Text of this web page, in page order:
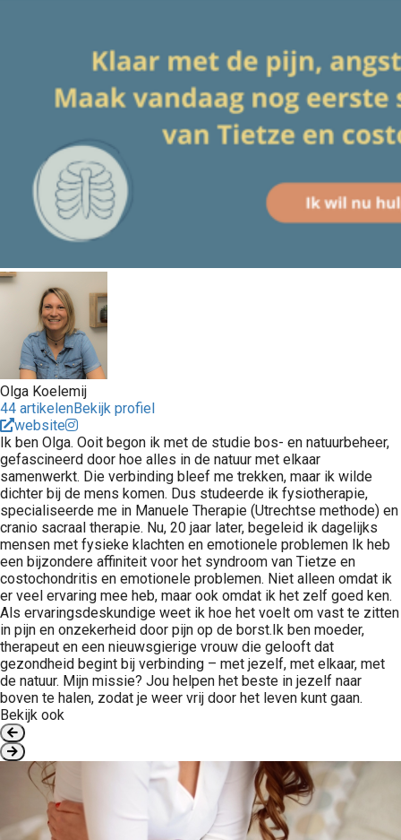
Olga Koelemij
44 artikelenBekijk profiel
website
Ik ben Olga. Ooit begon ik met de studie bos- en natuurbeheer,
gefascineerd door hoe alles in de natuur met elkaar
samenwerkt. Die verbinding bleef me trekken, maar ik wilde
dichter bij de mens komen. Dus studeerde ik fysiotherapie,
specialiseerde me in Manuele Therapie (Utrechtse methode) en
cranio sacraal therapie. Nu, 20 jaar later, begeleid ik dagelijks
mensen met fysieke klachten en emotionele problemen Ik heb
een bijzondere affiniteit voor het syndroom van Tietze en
costochondritis en emotionele problemen. Niet alleen omdat ik
er veel ervaring mee heb, maar ook omdat ik het zelf goed ken.
Als ervaringsdeskundige weet ik hoe het voelt om vast te zitten
in pijn en onzekerheid door pijn op de borst.Ik ben moeder,
therapeut en een nieuwsgierige vrouw die gelooft dat
gezondheid begint bij verbinding – met jezelf, met elkaar, met
de natuur. Mijn missie? Jou helpen het beste in jezelf naar
boven te halen, zodat je weer vrij door het leven kunt gaan.
Bekijk ook